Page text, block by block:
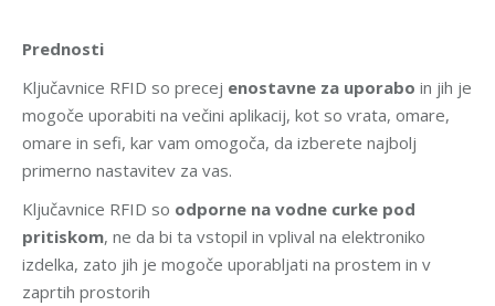
Prednosti
Ključavnice RFID so precej enostavne za uporabo in jih je
mogoče uporabiti na večini aplikacij, kot so vrata, omare,
omare in sefi, kar vam omogoča, da izberete najbolj
primerno nastavitev za vas.
Ključavnice RFID so odporne na vodne curke pod
pritiskom, ne da bi ta vstopil in vplival na elektroniko
izdelka, zato jih je mogoče uporabljati na prostem in v
zaprtih prostorih